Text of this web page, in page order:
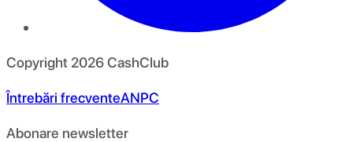
Copyright 2026CashClub
Întrebări frecventeANPC
Abonare newsletter